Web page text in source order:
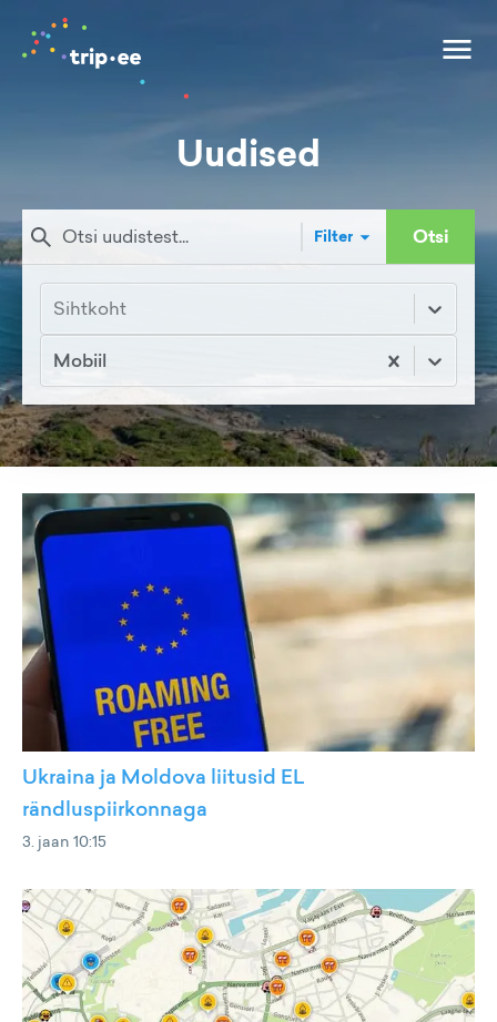
Uudised
Filter Otsi
Sihtkoht
Mobiil
Ukraina ja Moldova liitusid EL
rändluspiirkonnaga
3. jaan 10:15